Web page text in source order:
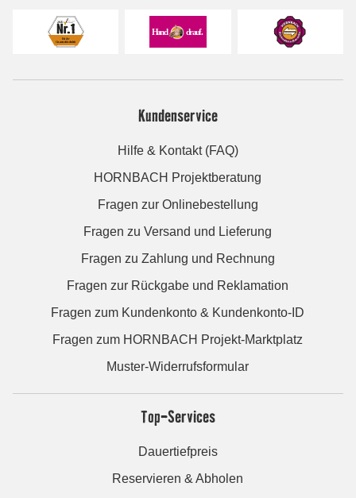
Kundenservice
Hilfe & Kontakt (FAQ)
HORNBACH Projektberatung
Fragen zur Onlinebestellung
Fragen zu Versand und Lieferung
Fragen zu Zahlung und Rechnung
Fragen zur Rückgabe und Reklamation
Fragen zum Kundenkonto & Kundenkonto-ID
Fragen zum HORNBACH Projekt-Marktplatz
Muster-Widerrufsformular
Top-Services
Dauertiefpreis
Reservieren & Abholen